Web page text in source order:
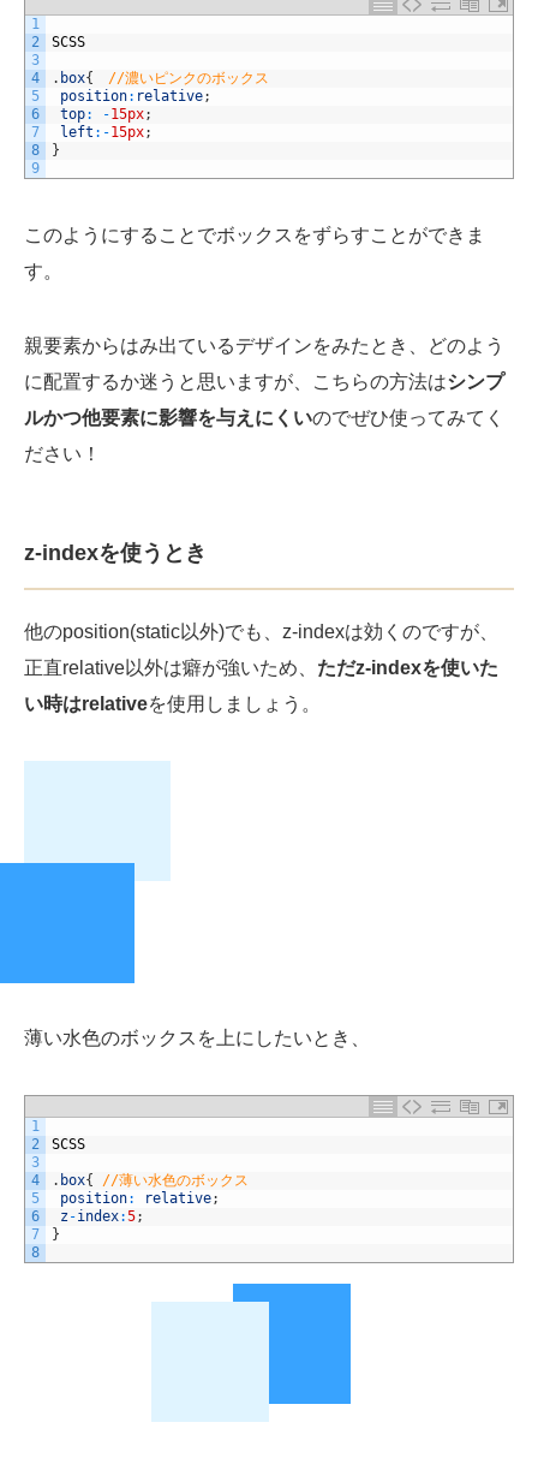
1
2
3
4
5
6
7
8
9
SCSS
. box{
//濃いピンクのボックス
position: relative;
top: -15px;
left : -15px;
}
このようにすることでボックスをずらすことができま
す。
親要素からはみ出ているデザインをみたとき、どのよう
に配置するか迷うと思いますが、こちらの方法はシンプ
ルかつ他要素に影響を与えにくいのでぜひ使ってみてく
ださい！
z-indexを使うとき
他のposition(static以外)でも、z-indexは効くのですが、
正直relative以外は癖が強いため、 ただz-indexを使いた
い時はrelativeを使用しましょう。
薄い水色のボックスを上にしたいとき、
1
2
3
4
5
6
7
8
SCSS
. box{
//薄い水色のボックス
position: relative;
z-index:5;
}